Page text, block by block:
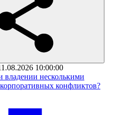
10:00:00
владении несколькими
конфликтов?